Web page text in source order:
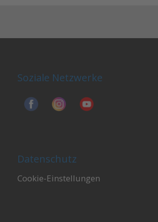
Soziale Netzwerke
Datenschutz
Cookie-Einstellungen